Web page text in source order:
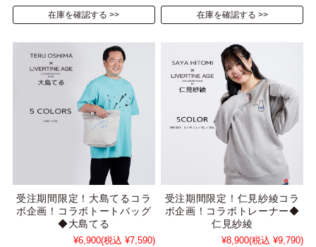
在庫を確認する 在庫を確認する
受注期間限定！大島てるコラ
ボ企画！コラボトートバッグ
◆大島てる
¥6,900(税込 ¥7,590)
受注期間限定！仁見紗綾コラ
ボ企画！コラボトレーナー◆
仁見紗綾
¥8,900(税込 ¥9,790)